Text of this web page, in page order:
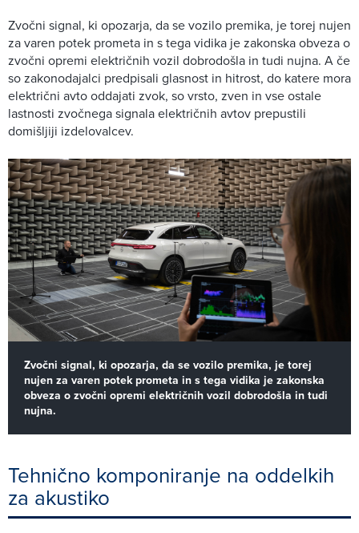
Zvočni signal, ki opozarja, da se vozilo premika, je torej nujen
za varen potek prometa in s tega vidika je zakonska obveza o
zvočni opremi električnih vozil dobrodošla in tudi nujna. A če
so zakonodajalci predpisali glasnost in hitrost, do katere mora
električni avto oddajati zvok, so vrsto, zven in vse ostale
lastnosti zvočnega signala električnih avtov prepustili
domišljiji izdelovalcev.
Zvočni signal, ki opozarja, da se vozilo premika, je torej
nujen za varen potek prometa in s tega vidika je zakonska
obveza o zvočni opremi električnih vozil dobrodošla in tudi
nujna.
Tehnično komponiranje na oddelkih
za akustiko